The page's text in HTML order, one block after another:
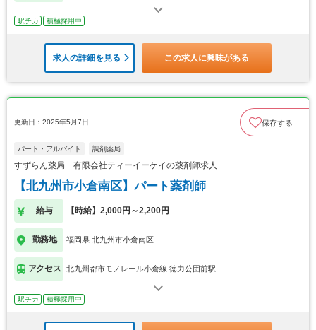
駅チカ 積極採用中
求人の詳細を見る この求人に興味がある
更新日：2025年5月7日 保存する
パート・アルバイト 調剤薬局
すずらん薬局 有限会社ティーイーケイの薬剤師求人
【北九州市小倉南区】パート薬剤師
給与 【時給】2,000円～2,200円
勤務地 福岡県 北九州市小倉南区
アクセス 北九州都市モノレール小倉線 徳力公団前駅
駅チカ 積極採用中